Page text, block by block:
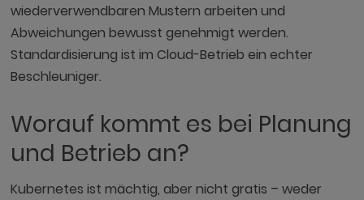
wiederverwendbaren Mustern arbeiten und
Abweichungen bewusst genehmigt werden.
Standardisierung ist im Cloud-Betrieb ein echter
Beschleuniger.
Worauf kommt es bei Planung
und Betrieb an?
Kubernetes ist mächtig, aber nicht gratis – weder